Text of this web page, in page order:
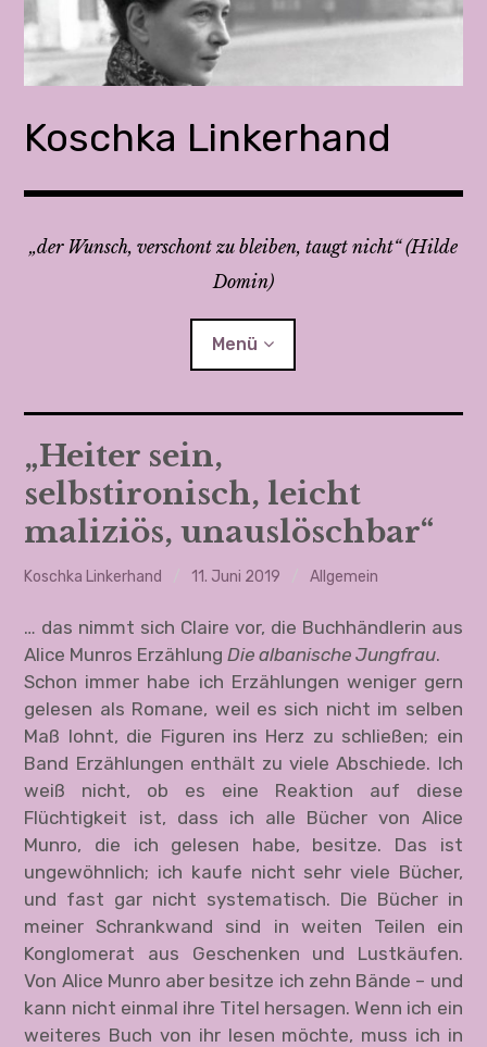
Koschka Linkerhand
„der Wunsch, verschont zu bleiben, taugt nicht“ (Hilde
Domin)
Menü
Feministisch streiten 1 & 2
Die Irrfahrten der Anne Bonnie
Ein neuer, ein ganz anderer Ort
Littexte
Polittexte
About
Audio & Video
Termine, Kontakt & Impressum
„Heiter sein,
selbstironisch, leicht
maliziös, unauslöschbar“
Koschka Linkerhand 11. Juni 2019 Allgemein
… das nimmt sich Claire vor, die Buchhändlerin aus
Alice Munros ErzählungDie albanische Jungfrau.
Schon immer habe ich Erzählungen weniger gern
gelesen als Romane, weil es sich nicht im selben
Maß lohnt, die Figuren ins Herz zu schließen; ein
Band Erzählungen enthält zu viele Abschiede. Ich
weiß nicht, ob es eine Reaktion auf diese
Flüchtigkeit ist, dass ich alle Bücher von Alice
Munro, die ich gelesen habe, besitze. Das ist
ungewöhnlich; ich kaufe nicht sehr viele Bücher,
und fast gar nicht systematisch. Die Bücher in
meiner Schrankwand sind in weiten Teilen ein
Konglomerat aus Geschenken und Lustkäufen.
Von Alice Munro aber besitze ich zehn Bände – und
kann nicht einmal ihre Titel hersagen. Wenn ich ein
weiteres Buch von ihr lesen möchte, muss ich in